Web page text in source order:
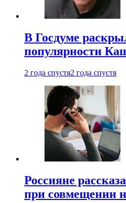
В Госдуме
популярности
2 года спустя2 года спустя
Россияне
при совмещении